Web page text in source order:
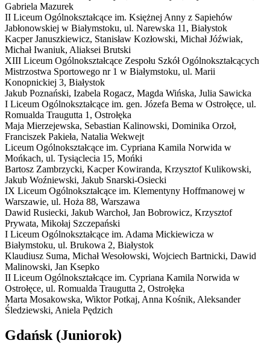
Gabriela Mazurek
II Liceum Ogólnokształcące im. Księżnej Anny z Sapiehów
Jabłonowskiej w Białymstoku, ul. Narewska 11, Białystok
Kacper Januszkiewicz, Stanisław Kozłowski, Michał Jóźwiak,
Michał Iwaniuk, Aliaksei Brutski
XIII Liceum Ogólnokształcące Zespołu Szkół Ogólnokształcących
Mistrzostwa Sportowego nr 1 w Białymstoku, ul. Marii
Konopnickiej 3, Białystok
Jakub Poznański, Izabela Rogacz, Magda Wińska, Julia Sawicka
I Liceum Ogólnokształcące im. gen. Józefa Bema w Ostrołęce, ul.
Romualda Traugutta 1, Ostrołęka
Maja Mierzejewska, Sebastian Kalinowski, Dominika Orzoł,
Franciszek Pakieła, Natalia Wekwejt
Liceum Ogólnokształcące im. Cypriana Kamila Norwida w
Mońkach, ul. Tysiąclecia 15, Mońki
Bartosz Zambrzycki, Kacper Kowiranda, Krzysztof Kulikowski,
Jakub Woźniewski, Jakub Snarski-Osiecki
IX Liceum Ogólnokształcące im. Klementyny Hoffmanowej w
Warszawie, ul. Hoża 88, Warszawa
Dawid Rusiecki, Jakub Warchoł, Jan Bobrowicz, Krzysztof
Prywata, Mikołaj Szczepański
I Liceum Ogólnokształcące im. Adama Mickiewicza w
Białymstoku, ul. Brukowa 2, Białystok
Klaudiusz Suma, Michał Wesołowski, Wojciech Bartnicki, Dawid
Malinowski, Jan Ksepko
II Liceum Ogólnokształcące im. Cypriana Kamila Norwida w
Ostrołęce, ul. Romualda Traugutta 2, Ostrołęka
Marta Mosakowska, Wiktor Potkaj, Anna Kośnik, Aleksander
Śledziewski, Aniela Pędzich
Gdańsk (Juniorok)